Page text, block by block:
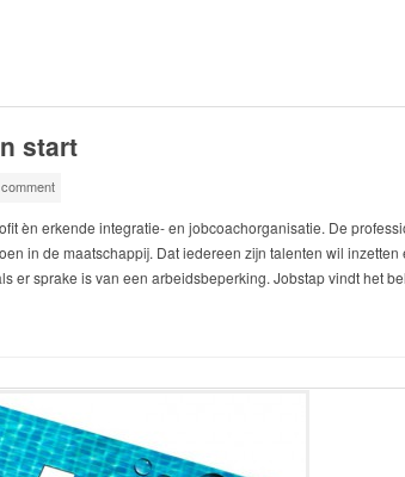
start
èn erkende integratie- en jobcoachorganisatie. De
in de maatschappij. Dat iedereen zijn talenten wil
er sprake is van een arbeidsbeperking. Jobstap vindt het